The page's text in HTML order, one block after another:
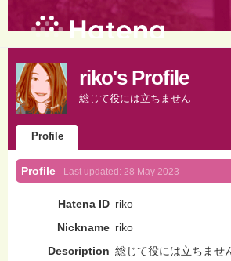
riko's Profile
総じて役には立ちません
Profile
Profile Last updated: 28 May 2023
Hatena ID riko
Nickname riko
Description 総じて役には立ちませ